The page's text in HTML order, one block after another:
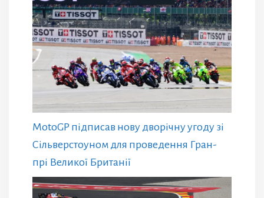
MotoGP підписав нову дворічну угоду зі
Сільверстоуном для проведення Гран-
прі Великої Британії